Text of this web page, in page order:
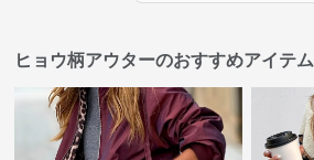
ヒョウ柄アウターのおすすめアイテム